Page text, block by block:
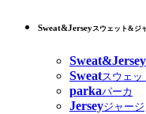
Sweat&Jerseyスウェット&ジ
Sweatスウェッ
parkaパーカ
Jerseyジャージ